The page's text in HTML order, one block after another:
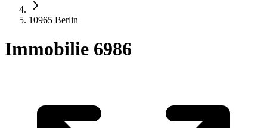
10965 Berlin
Immobilie 6986